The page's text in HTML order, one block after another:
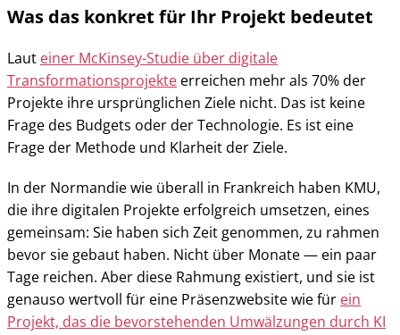
Was das konkret für Ihr Projekt bedeutet
Laut einer McKinsey-Studie über digitale
Transformationsprojekte erreichen mehr als 70% der
Projekte ihre ursprünglichen Ziele nicht. Das ist keine
Frage des Budgets oder der Technologie. Es ist eine
Frage der Methode und Klarheit der Ziele.
In der Normandie wie überall in Frankreich haben KMU,
die ihre digitalen Projekte erfolgreich umsetzen, eines
gemeinsam: Sie haben sich Zeit genommen, zu rahmen
bevor sie gebaut haben. Nicht über Monate — ein paar
Tage reichen. Aber diese Rahmung existiert, und sie ist
genauso wertvoll für eine Präsenzwebsite wie für ein
Projekt, das die bevorstehenden Umwälzungen durch KI